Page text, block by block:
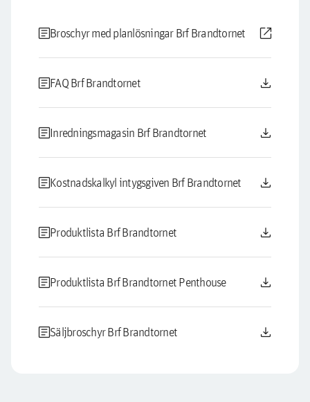
articleBroschyr med planlösningar Brf Brandtornet open_in_new
articleFAQ Brf Brandtornet download
articleInredningsmagasin Brf Brandtornet download
articleKostnadskalkyl intygsgiven Brf Brandtornet download
articleProduktlista Brf Brandtornet download
articleProduktlista Brf Brandtornet Penthouse download
articleSäljbroschyr Brf Brandtornet download